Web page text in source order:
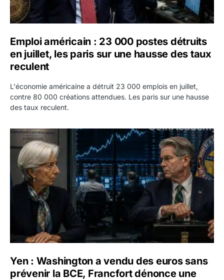
Emploi américain : 23 000 postes détruits
en juillet, les paris sur une hausse des taux
reculent
L'économie américaine a détruit 23 000 emplois en juillet,
contre 80 000 créations attendues. Les paris sur une hausse
des taux reculent.
Yen : Washington a vendu des euros sans prévenir la
Yen : Washington a vendu des euros sans
prévenir la BCE, Francfort dénonce une